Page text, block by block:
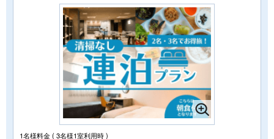
1名様料金( 3名様1室利用時 )